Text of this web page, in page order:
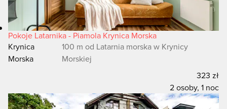
Pokoje Latarnika - Piamola Krynica Morska
Krynica
Morska
100 m od Latarnia morska w Krynicy
Morskiej
323 zł
2 osoby, 1 noc